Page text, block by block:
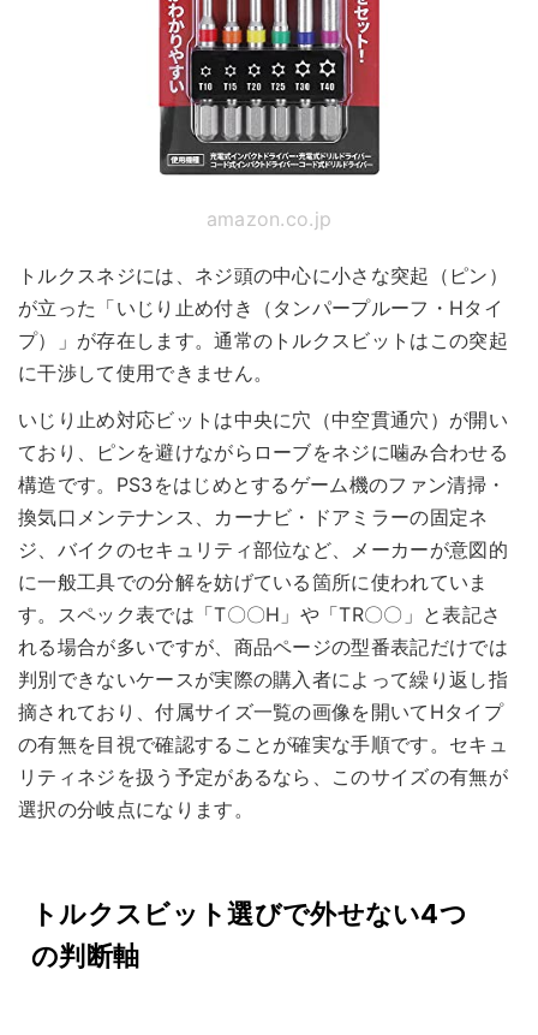
amazon.co.jp
トルクスネジには、ネジ頭の中心に小さな突起（ピン）
が立った「いじり止め付き（タンパープルーフ・Hタイ
プ）」が存在します。通常のトルクスビットはこの突起
に干渉して使用できません。
いじり止め対応ビットは中央に穴（中空貫通穴）が開い
ており、ピンを避けながらローブをネジに噛み合わせる
構造です。PS3をはじめとするゲーム機のファン清掃・
換気口メンテナンス、カーナビ・ドアミラーの固定ネ
ジ、バイクのセキュリティ部位など、メーカーが意図的
に一般工具での分解を妨げている箇所に使われていま
す。スペック表では「T〇〇H」や「TR〇〇」と表記さ
れる場合が多いですが、商品ページの型番表記だけでは
判別できないケースが実際の購入者によって繰り返し指
摘されており、付属サイズ一覧の画像を開いてHタイプ
の有無を目視で確認することが確実な手順です。セキュ
リティネジを扱う予定があるなら、このサイズの有無が
選択の分岐点になります。
トルクスビット選びで外せない4つ
の判断軸